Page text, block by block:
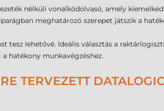
nélküli vonalkódolvasó, amely
meghatározó szerepet játszik a
tesz lehetővé. Ideális választás a
hatékony munkavégzéshez.
TERVEZETT